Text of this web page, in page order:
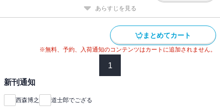
あらすじを見る
まとめてカート
※無料、予約、入荷通知のコンテンツはカートに追加されません。
1
新刊通知
西森博之 道士郎でござる